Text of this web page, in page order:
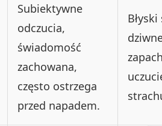
Subiektywne
odczucia,
świadomość
zachowana,
często ostrzega
przed napadem.
Błyski